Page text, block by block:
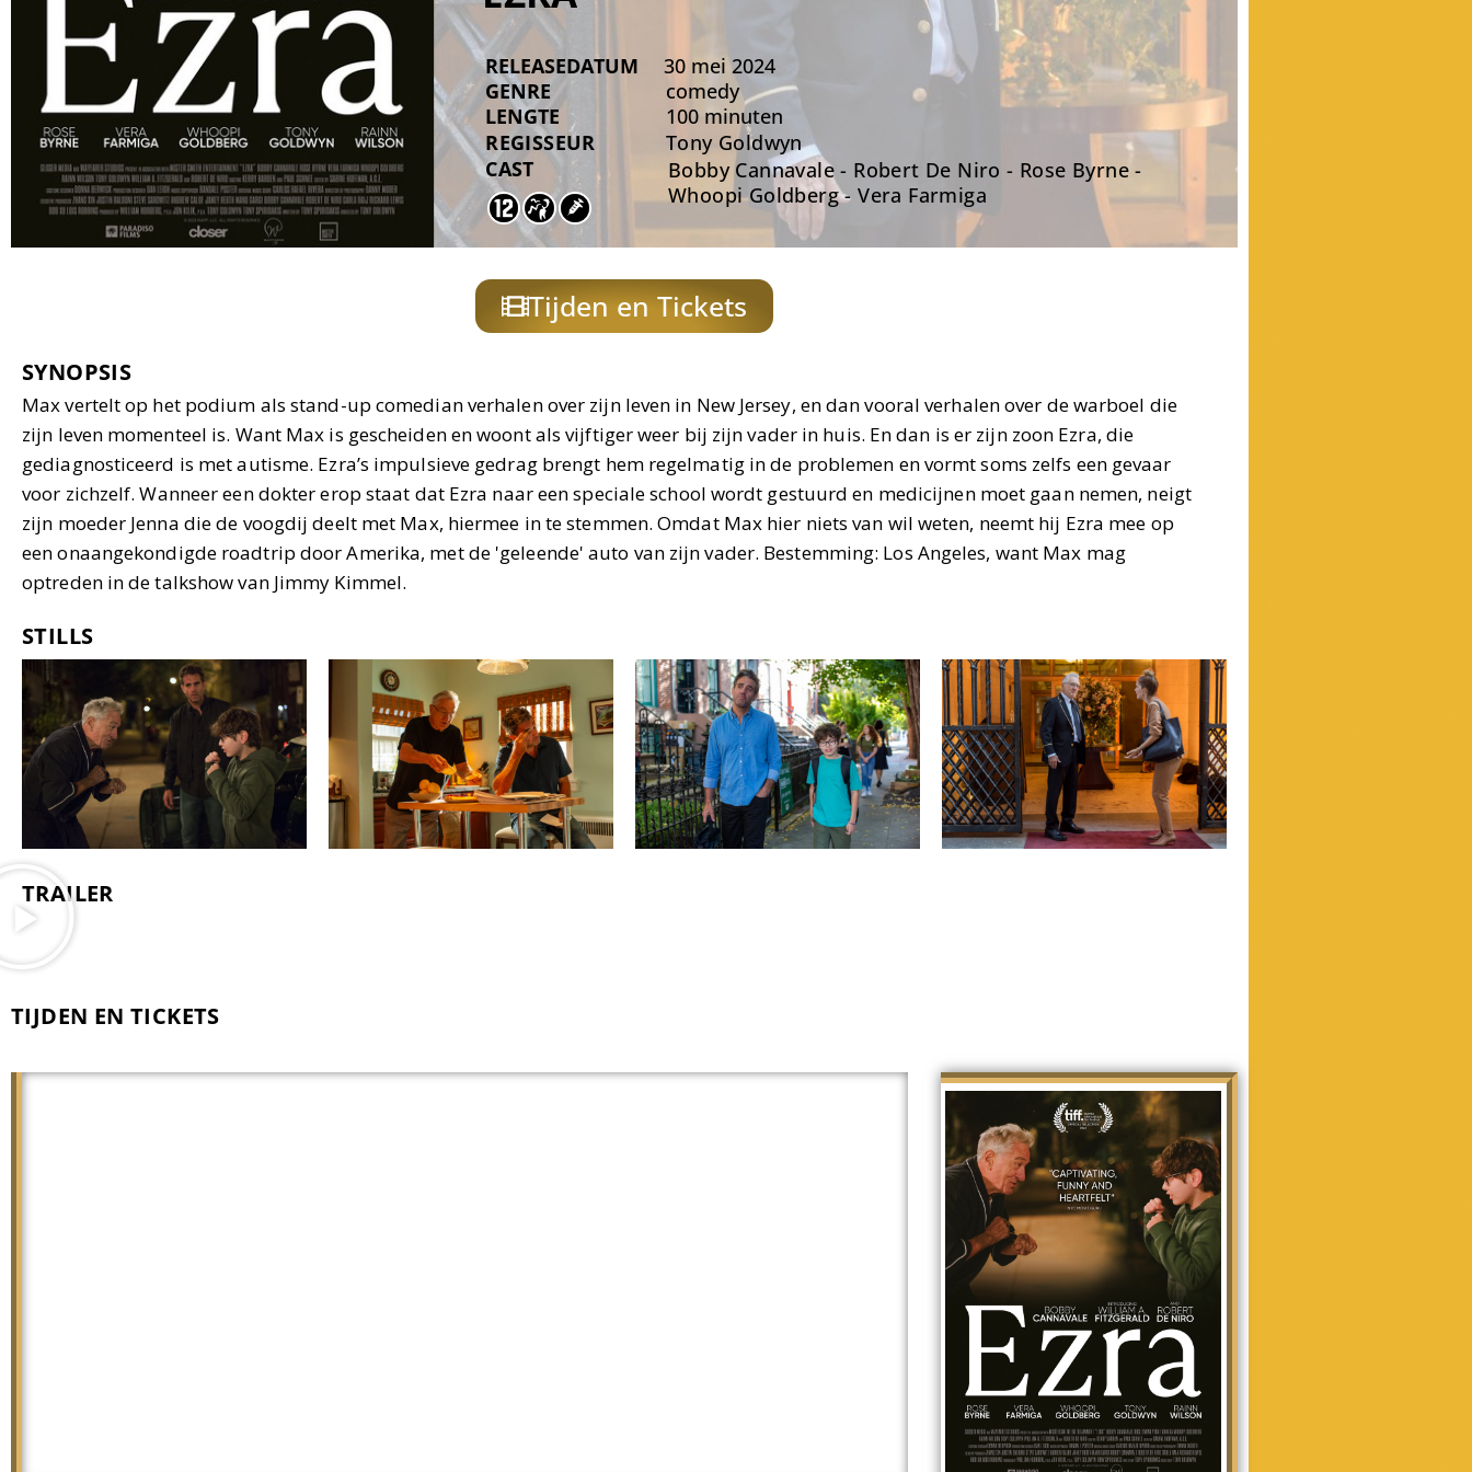
RELEASEDATUM
GENRE
LENGTE
REGISSEUR
CAST
30 mei 2024
comedy
100 minuten
Tony Goldwyn
Bobby Cannavale - Robert De Niro - Rose Byrne -
Whoopi Goldberg - Vera Farmiga
Tijden en Tickets
SYNOPSIS
Max vertelt op het podium als stand-up comedian verhalen over zijn leven in New Jersey, en dan vooral verhalen over de warboel die
zijn leven momenteel is. Want Max is gescheiden en woont als vijftiger weer bij zijn vader in huis. En dan is er zijn zoon Ezra, die
gediagnosticeerd is met autisme. Ezra’s impulsieve gedrag brengt hem regelmatig in de problemen en vormt soms zelfs een gevaar
voor zichzelf. Wanneer een dokter erop staat dat Ezra naar een speciale school wordt gestuurd en medicijnen moet gaan nemen, neigt
zijn moeder Jenna die de voogdij deelt met Max, hiermee in te stemmen. Omdat Max hier niets van wil weten, neemt hij Ezra mee op
een onaangekondigde roadtrip door Amerika, met de 'geleende' auto van zijn vader. Bestemming: Los Angeles, want Max mag
optreden in de talkshow van Jimmy Kimmel.
STILLS
TRAILER
TIJDEN EN TICKETS